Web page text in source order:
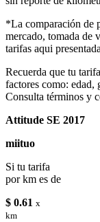
*La comparación de
mercado, tomada de
tarifas aqui
Recuerda que tu
factores como: edad,
Consulta términos y
Attitude SE 2017
miituo
Si tu tarifa
por km es de
$ 0.61 x
km